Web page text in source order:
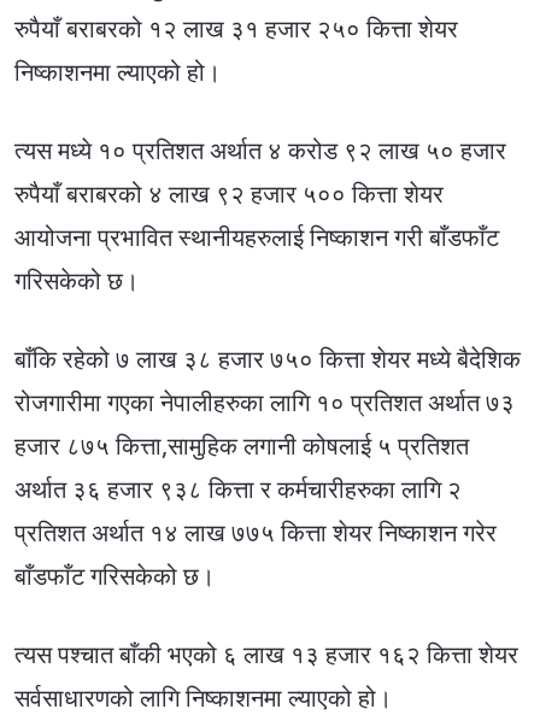
रुपैयाँ बराबरको १२ लाख ३१ हजार २५० कित्ता शेयर
निष्काशनमा ल्याएको हो।
त्यस मध्ये १० प्रतिशत अर्थात ४ करोड ९२ लाख ५० हजार
रुपैयाँ बराबरको ४ लाख ९२ हजार ५०० कित्ता शेयर
आयोजना प्रभावित स्थानीयहरुलाई निष्काशन गरी बाँडफाँट
गरिसकेको छ।
बाँकि रहेको ७ लाख ३८ हजार ७५० कित्ता शेयर मध्ये बैदेशिक
रोजगारीमा गएका नेपालीहरुका लागि १० प्रतिशत अर्थात ७३
हजार ८७५ कित्ता,सामुहिक लगानी कोषलाई ५ प्रतिशत
अर्थात ३६ हजार ९३८ कित्ता र कर्मचारीहरुका लागि २
प्रतिशत अर्थात १४ लाख ७७५ कित्ता शेयर निष्काशन गरेर
बाँडफाँट गरिसकेको छ।
त्यस पश्चात बाँकी भएको ६ लाख १३ हजार १६२ कित्ता शेयर
सर्वसाधारणको लागि निष्काशनमा ल्याएको हो।